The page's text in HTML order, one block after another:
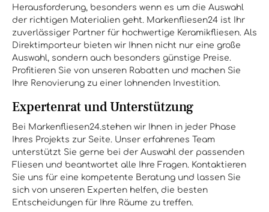
Herausforderung, besonders wenn es um die Auswahl
der richtigen Materialien geht. Markenfliesen24 ist Ihr
zuverlässiger Partner für hochwertige Keramikfliesen. Als
Direktimporteur bieten wir Ihnen nicht nur eine große
Auswahl, sondern auch besonders günstige Preise.
Profitieren Sie von unseren Rabatten und machen Sie
Ihre Renovierung zu einer lohnenden Investition.
Expertenrat und Unterstützung
Bei Markenfliesen24.stehen wir Ihnen in jeder Phase
Ihres Projekts zur Seite. Unser erfahrenes Team
unterstützt Sie gerne bei der Auswahl der passenden
Fliesen und beantwortet alle Ihre Fragen. Kontaktieren
Sie uns für eine kompetente Beratung und lassen Sie
sich von unseren Experten helfen, die besten
Entscheidungen für Ihre Räume zu treffen.